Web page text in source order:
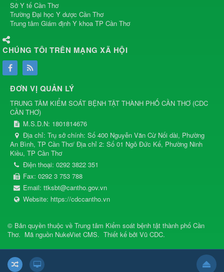
Sở Y tế Cần Thơ
Trường Đại học Y dược Cần Thơ
Trung tâm Giám định Y khoa TP Cần Thơ
CHÚNG TÔI TRÊN MẠNG XÃ HỘI
ĐƠN VỊ QUẢN LÝ
TRUNG TÂM KIỂM SOÁT BỆNH TẬT THÀNH PHỐ CẦN THƠ (CDC
CẦN THƠ)
M.S.D.N: 1801814676
Địa chỉ: Trụ sở chính: Số 400 Nguyễn Văn Cừ Nối dài, Phường
An Bình, TP Cần Thơ/ Địa chỉ 2: Số 01 Ngô Đức Kế, Phường Ninh
Kiều, TP Cần Thơ
Điện thoại: 0292 3822 351
Fax: 0292 3 753 788
Email: ttksbt@cantho.gov.vn
Website: https://cdccantho.vn
© Bản quyền thuộc về Trung tâm Kiểm soát bệnh tật thành phố Cần
Thơ. Mã nguồn NukeViet CMS. Thiết kế bởi Vũ CDC.